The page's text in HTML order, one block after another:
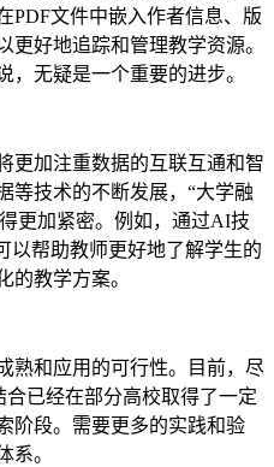
PDF文件中嵌入作者信息、版
更好地追踪和管理教学资源。
，无疑是一个重要的进步。
更加注重数据的互联互通和智
等技术的不断发展，“大学融
更加紧密。例如，通过AI技
以帮助教师更好地了解学生的
的教学方案。
熟和应用的可行性。目前，尽
合已经在部分高校取得了一定
阶段。需要更多的实践和验
系。